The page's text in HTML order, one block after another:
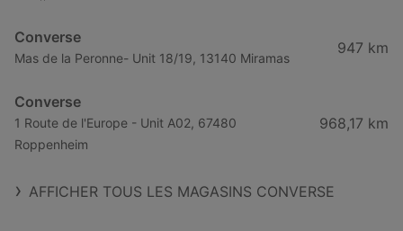
Converse
Mas de la Peronne- Unit 18/19, 13140 Miramas
947 km
Converse
1 Route de l'Europe - Unit A02, 67480
Roppenheim
968,17 km
AFFICHER TOUS LES MAGASINS CONVERSE